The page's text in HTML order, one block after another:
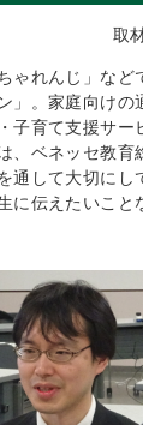
取
ゃれんじ」な
」。家庭向けの
子育て支援サー
、ベネッセ教育
通して大切にし
に伝えたいこと